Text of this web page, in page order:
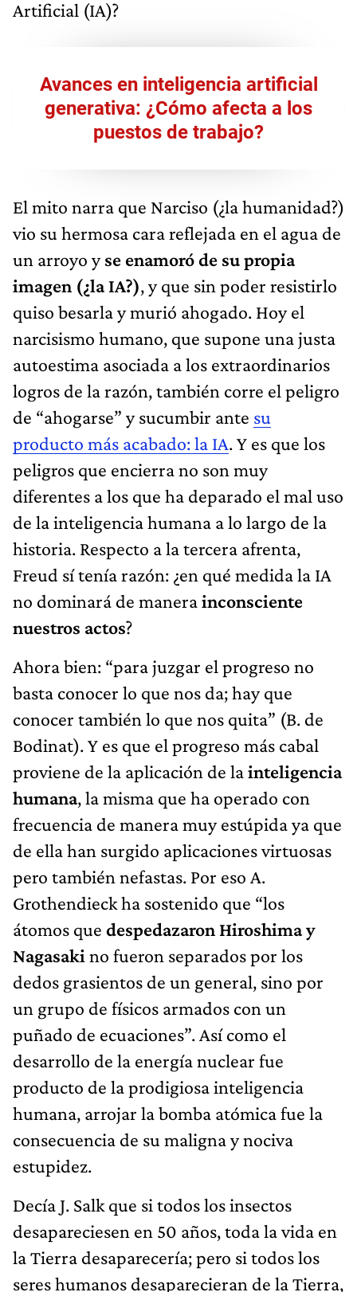
Artificial (IA)?
Avances en inteligencia artificial
generativa: ¿Cómo afecta a los
puestos de trabajo?
El mito narra que Narciso (¿la humanidad?)
vio su hermosa cara reflejada en el agua de
un arroyo yse enamoró de su propia
imagen (¿la IA?), y que sin poder resistirlo
quiso besarla y murió ahogado. Hoy el
narcisismo humano, que supone una justa
autoestima asociada a los extraordinarios
logros de la razón, también corre el peligro
de “ahogarse” y sucumbir ante su
producto más acabado: la IA. Y es que los
peligros que encierra no son muy
diferentes a los que ha deparado el mal uso
de la inteligencia humana a lo largo de la
historia. Respecto a la tercera afrenta,
Freud sí tenía razón: ¿en qué medida la IA
no dominará de manerainconsciente
nuestros actos?
Ahora bien: “para juzgar el progreso no
basta conocer lo que nos da; hay que
conocer también lo que nos quita” (B. de
Bodinat). Y es que el progreso más cabal
proviene de la aplicación de lainteligencia
humana, la misma que ha operado con
frecuencia de manera muy estúpida ya que
de ella han surgido aplicaciones virtuosas
pero también nefastas. Por eso A.
Grothendieck ha sostenido que “los
átomos que despedazaron Hiroshima y
Nagasaki no fueron separados por los
dedos grasientos de un general, sino por
un grupo de físicos armados con un
puñado de ecuaciones”. Así como el
desarrollo de la energía nuclear fue
producto de la prodigiosa inteligencia
humana, arrojar la bomba atómica fue la
consecuencia de su maligna y nociva
estupidez.
Decía J. Salk que si todos los insectos
desapareciesen en 50 años, toda la vida en
la Tierra desaparecería; pero si todos los
seres humanos desaparecieran de la Tierra,